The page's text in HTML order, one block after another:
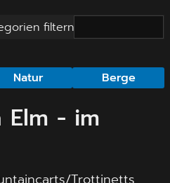
filtern
Natur Berge
Elm - im